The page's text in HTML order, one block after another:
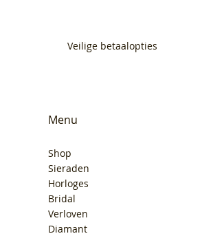
Veilige betaalopties
Menu
Shop
Sieraden
Horloges
Bridal
Verloven
Diamant